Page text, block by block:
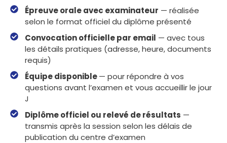
Épreuve orale avec examinateur — réalisée
selon le format officiel du diplôme présenté
Convocation officielle par email — avec tous
les détails pratiques (adresse, heure, documents
requis)
Équipe disponible— pour répondre à vos
questions avant l’examen et vous accueillir le jour
J
Diplôme officiel ou relevé de résultats —
transmis après la session selon les délais de
publication du centre d’examen